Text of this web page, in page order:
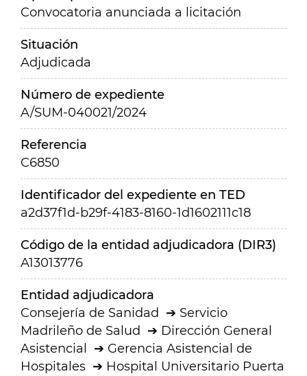
Convocatoria anunciada a licitación
Situación
Adjudicada
Número de expediente
A/SUM-040021/2024
Referencia
C6850
Identificador del expediente en TED
a2d37f1d-b29f-4183-8160-1d1602111c18
Código de la entidad adjudicadora (DIR3)
A13013776
Entidad adjudicadora
Consejería de Sanidad
Servicio
Madrileño de Salud
Dirección General
Asistencial
Gerencia Asistencial de
Hospitales
Hospital Universitario Puerta